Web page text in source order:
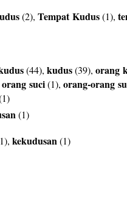
(2), Tempat Kudus(1),
(44), kudus(39), orang
orang suci(1), orang-orang
(1)
kekudusan(1)